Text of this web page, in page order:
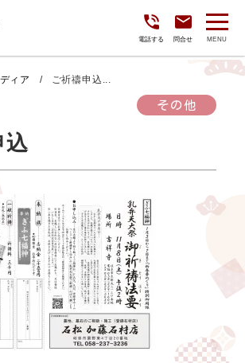
電話する 問合せ
ィア ご祈禱申込...
その他
込